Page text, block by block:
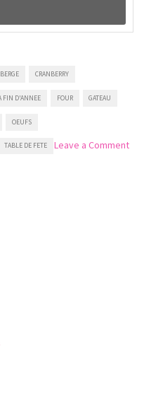
CRANBERRY
FIN D'ANNEE FOUR GATEAU
OEUFS
TABLE DE FETE Leave a Comment